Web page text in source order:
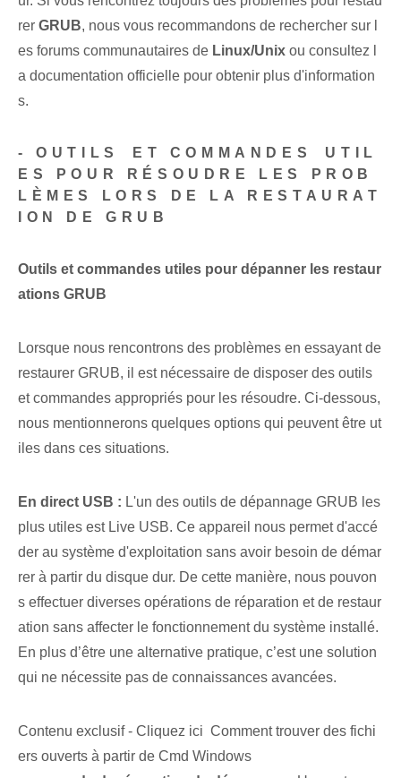
rer GRUB, nous vous recommandons de rechercher sur l
es forums communautaires de Linux/Unix ou consultez⁤ l
a documentation officielle pour obtenir plus d'information
s.
-‍ OUTILS⁤ ET COMMANDES⁤ UTIL
ES POUR RÉSOUDRE LES PROB
LÈMES LORS DE LA RESTAURAT
ION DE GRUB
Outils et commandes utiles pour dépanner les restaur
ations GRUB
Lorsque nous rencontrons des ⁤problèmes en essayant de
restaurer GRUB, il est nécessaire de disposer des ⁤outils⁣
et commandes appropriés pour les résoudre. Ci-dessous,
nous mentionnerons quelques options qui peuvent être ut
iles dans ces situations.
En direct ‌USB : L'un des outils de dépannage GRUB les
plus utiles⁤ est Live‌ USB. Ce ⁢appareil​ nous permet d'accé
der au système d'exploitation sans avoir besoin de démar
rer à partir du disque dur. ​De cette manière, nous pouvon
s effectuer diverses opérations de réparation et de restaur
ation sans affecter le fonctionnement du système installé.
En plus d’être une alternative pratique, c’est une solution
qui ne nécessite pas de connaissances avancées.
Contenu exclusif - Cliquez ici Comment trouver des fichi
ers ouverts à partir de Cmd Windows